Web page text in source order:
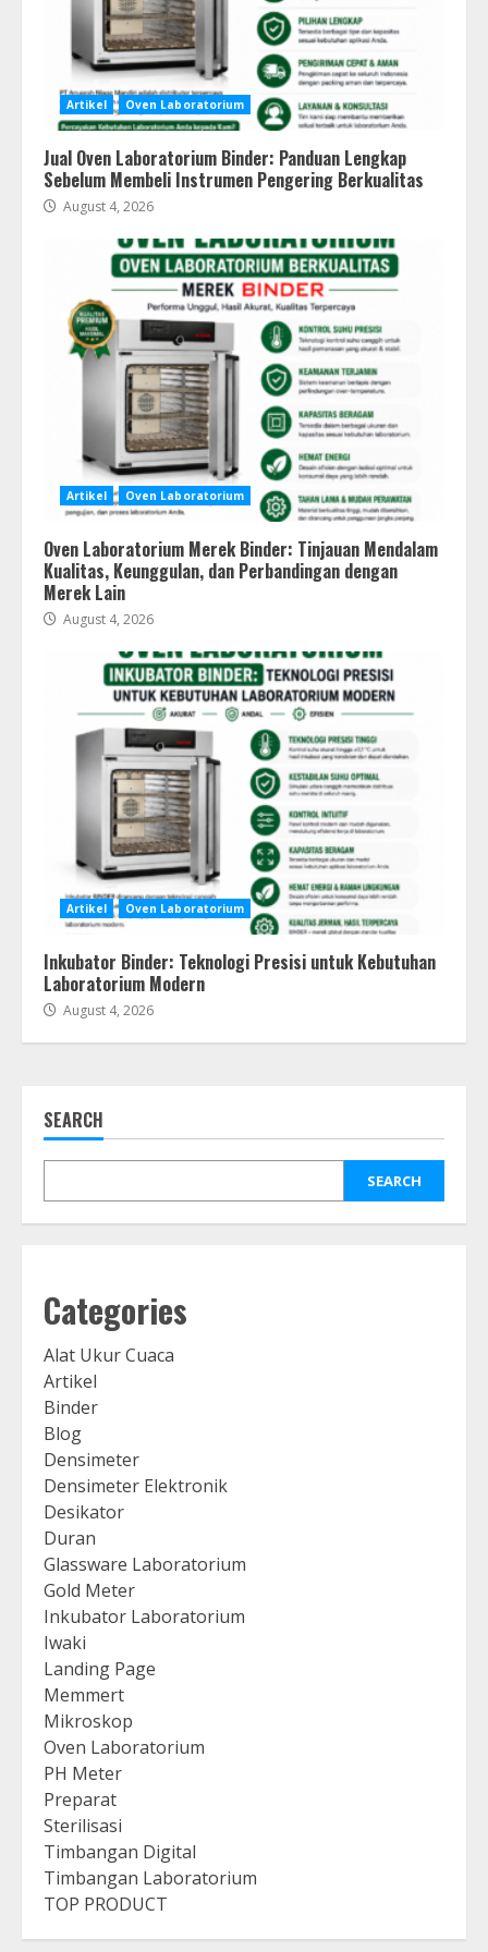
Artikel Oven Laboratorium
Jual Oven Laboratorium Binder: Panduan Lengkap
Sebelum Membeli Instrumen Pengering Berkualitas
August 4, 2026
Artikel Oven Laboratorium
Oven Laboratorium Merek Binder: Tinjauan Mendalam
Kualitas, Keunggulan, dan Perbandingan dengan
Merek Lain
August 4, 2026
Artikel Oven Laboratorium
Inkubator Binder: Teknologi Presisi untuk Kebutuhan
Laboratorium Modern
August 4, 2026
SEARCH
SEARCH
Categories
Alat Ukur Cuaca
Artikel
Binder
Blog
Densimeter
Densimeter Elektronik
Desikator
Duran
Glassware Laboratorium
Gold Meter
Inkubator Laboratorium
Iwaki
Landing Page
Memmert
Mikroskop
Oven Laboratorium
PH Meter
Preparat
Sterilisasi
Timbangan Digital
Timbangan Laboratorium
TOP PRODUCT